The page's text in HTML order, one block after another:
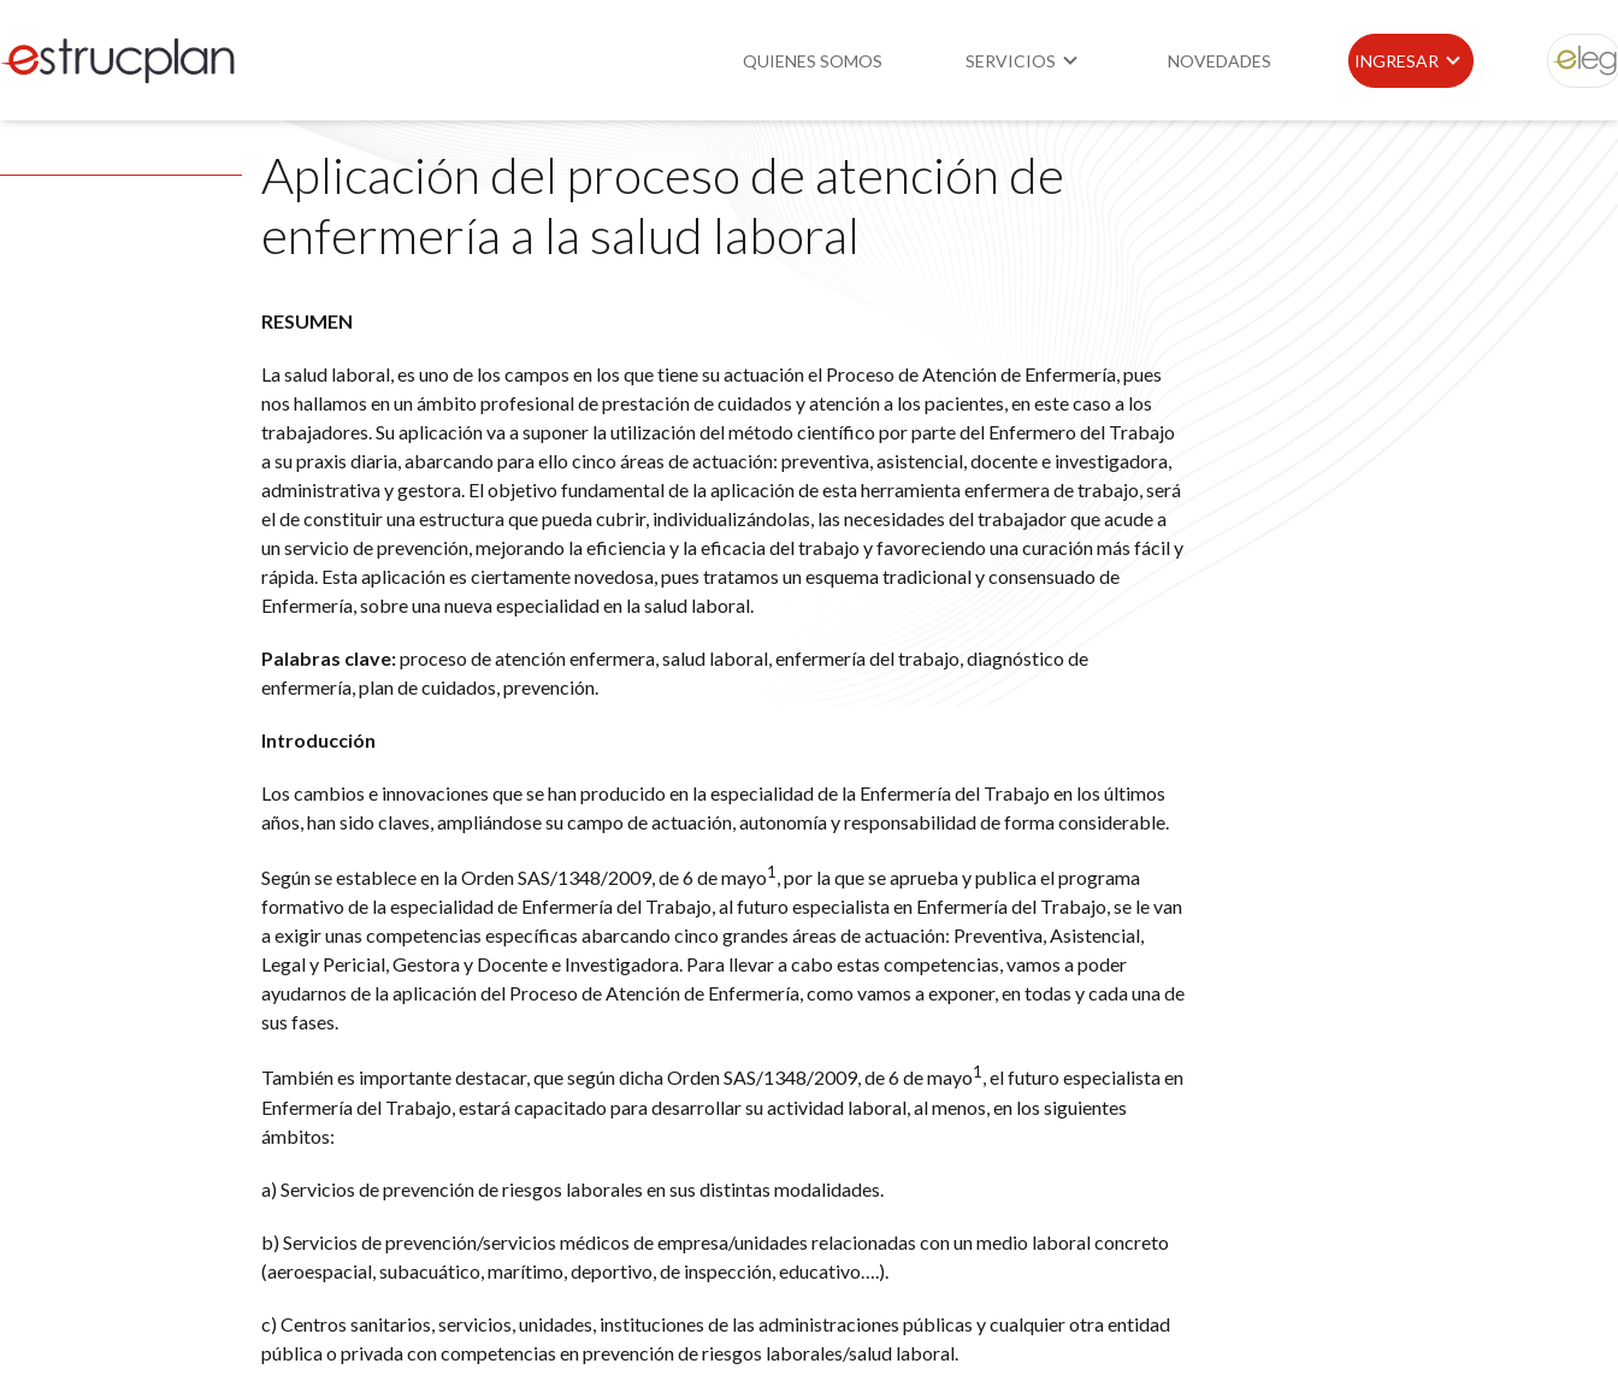
QUIENES SOMOS SERVICIOS
Higiene y Seguridad
NOVEDADES INGRESAR ELEG
Aplicación del proceso de atención de
enfermería a la salud laboral
RESUMEN
La salud laboral, es uno de los campos en los que tiene su actuación el Proceso de Atención de Enfermería, pues
nos hallamos en un ámbito profesional de prestación de cuidados y atención a los pacientes, en este caso a los
trabajadores. Su aplicación va a suponer la utilización del método científico por parte del Enfermero del Trabajo
a su praxis diaria, abarcando para ello cinco áreas de actuación: preventiva, asistencial, docente e investigadora,
administrativa y gestora. El objetivo fundamental de la aplicación de esta herramienta enfermera de trabajo, será
el de constituir una estructura que pueda cubrir, individualizándolas, las necesidades del trabajador que acude a
un servicio de prevención, mejorando la eficiencia y la eficacia del trabajo y favoreciendo una curación más fácil y
rápida. Esta aplicación es ciertamente novedosa, pues tratamos un esquema tradicional y consensuado de
Enfermería, sobre una nueva especialidad en la salud laboral.
Palabras clave:proceso de atención enfermera, salud laboral, enfermería del trabajo, diagnóstico de
enfermería, plan de cuidados, prevención.
Introducción
Los cambios e innovaciones que se han producido en la especialidad de la Enfermería del Trabajo en los últimos
años, han sido claves, ampliándose su campo de actuación, autonomía y responsabilidad de forma considerable.
Según se establece en la Orden SAS/1348/2009, de 6 de mayo1 , por la que se aprueba y publica el programa
formativo de la especialidad de Enfermería del Trabajo, al futuro especialista en Enfermería del Trabajo, se le van
a exigir unas competencias específicas abarcando cinco grandes áreas de actuación: Preventiva, Asistencial,
Legal y Pericial, Gestora y Docente e Investigadora. Para llevar a cabo estas competencias, vamos a poder
ayudarnos de la aplicación del Proceso de Atención de Enfermería, como vamos a exponer, en todas y cada una de
sus fases.
También es importante destacar, que según dicha Orden SAS/1348/2009, de 6 de mayo1, el futuro especialista en
Enfermería del Trabajo, estará capacitado para desarrollar su actividad laboral, al menos, en los siguientes
ámbitos:
a) Servicios de prevención de riesgos laborales en sus distintas modalidades.
b) Servicios de prevención/servicios médicos de empresa/unidades relacionadas con un medio laboral concreto
(aeroespacial, subacuático, marítimo, deportivo, de inspección, educativo….).
c) Centros sanitarios, servicios, unidades, instituciones de las administraciones públicas y cualquier otra entidad
pública o privada con competencias en prevención de riesgos laborales/salud laboral.